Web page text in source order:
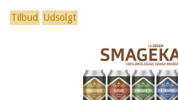
Tilbud Udsolgt